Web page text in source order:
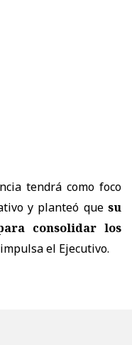
tendrá como foco
y planteó que su
consolidar los
el Ejecutivo.